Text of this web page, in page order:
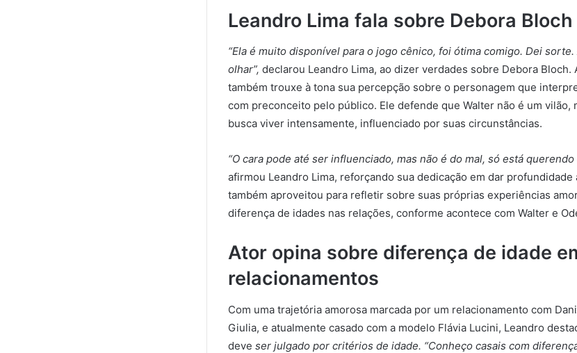
Leandro Lima fala sobre Debora Bloch
“Ela é muito disponível para o jogo cênico, foi ótima comigo. Dei
olhar”, declarou Leandro Lima, ao dizer verdades sobre Debora Bloch.
também trouxe à tona sua percepção sobre o personagem que
com preconceito pelo público. Ele defende que Walter não é um vilão,
busca viver intensamente, influenciado por suas circunstâncias.
“O cara pode até ser influenciado, mas não é do mal, só está
afirmou Leandro Lima, reforçando sua dedicação em dar profundidade
também aproveitou para refletir sobre suas próprias experiências
diferença de idades nas relações, conforme acontece com Walter e
Ator opina sobre diferença de idade
relacionamentos
Com uma trajetória amorosa marcada por um relacionamento com
Giulia, e atualmente casado com a modelo Flávia Lucini, Leandro
deve ser julgado por critérios de idade. “Conheço casais com